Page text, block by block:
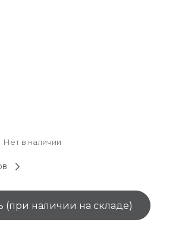
Нет в наличии
(при наличии на складе)